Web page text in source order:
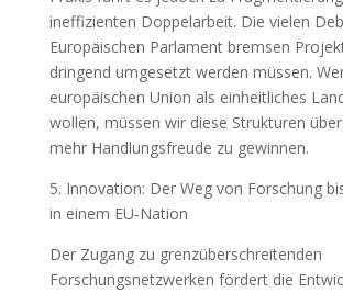
ineffizienten Doppelarbeit. Die vielen
Europäischen Parlament bremsen
dringend umgesetzt werden müssen.
europäischen Union als einheitliches
wollen, müssen wir diese Strukturen
mehr Handlungsfreude zu gewinnen.
5. Innovation: Der Weg von Forschung
in einem EU‑Nation
Der Zugang zu grenzüberschreitenden
Forschungsnetzwerken fördert die